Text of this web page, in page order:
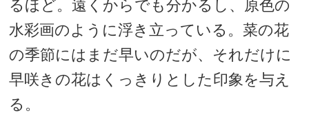
るほど。遠くからでも分かるし、原色の
水彩画のように浮き立っている。菜の花
の季節にはまだ早いのだが、それだけに
早咲きの花はくっきりとした印象を与え
る。